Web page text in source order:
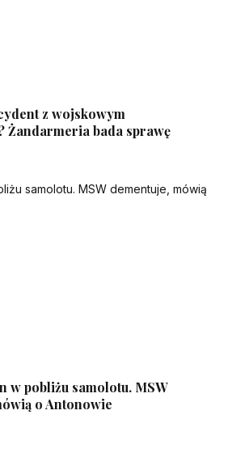
z wojskowym
Żandarmeria bada sprawę
w pobliżu samolotu. MSW
o Antonowie